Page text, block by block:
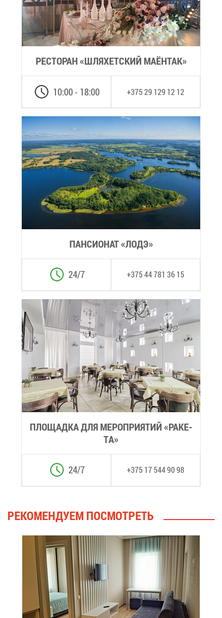
РЕ­СТО­РАН «ШЛЯ­ХЕТ­СКИЙ МА­ЁН­ТАК»
+375 29 129 12 12
10:00 - 18:00
ПАН­СИ­О­НАТ «ЛОДЭ»
+375 44 781 36 15
24/7
ПЛО­ЩАД­КА ДЛЯ МЕ­РО­ПРИ­Я­ТИЙ «РА­КЕ­
ТА»
+375 17 544 90 98
24/7
РЕ­КО­МЕН­ДУ­ЕМ ПО­СМОТ­РЕТЬ